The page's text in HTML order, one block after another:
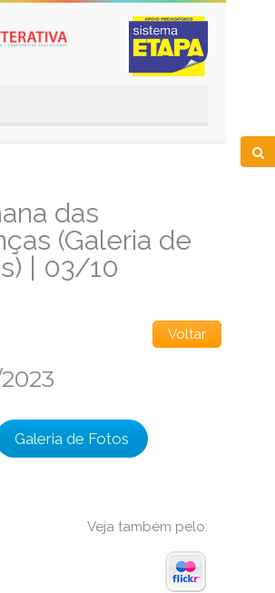
das
(Galeria de
| 03/10
Voltar
Galeria de Fotos
Veja também pelo: